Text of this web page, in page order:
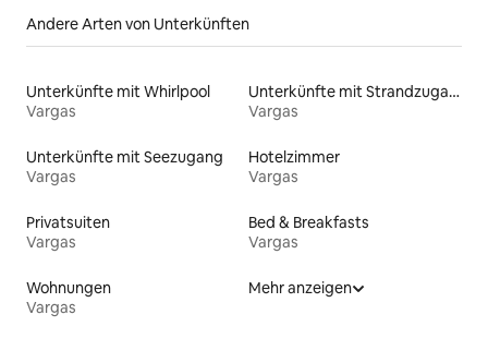
Andere Arten von Unterkünften
Unterkünfte mit Whirlpool
Vargas
Unterkünfte mit Strandzugang
Vargas
Unterkünfte mit Seezugang
Vargas
Hotelzimmer
Vargas
Privatsuiten
Vargas
Bed & Breakfasts
Vargas
Wohnungen
Vargas
Mehr anzeigen